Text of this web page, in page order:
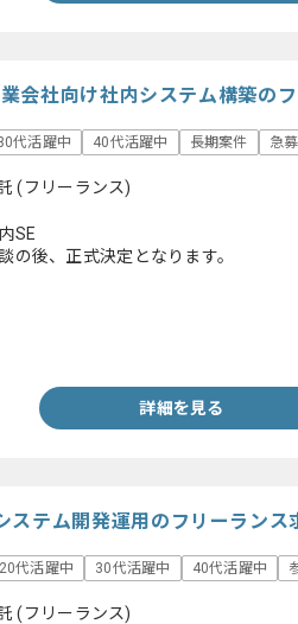
会社向け社内システム構築の
代活躍中 40代活躍中 長期案件 急募
(フリーランス)
SE
後、正式決定となります。
詳細を見る
ステム開発運用のフリーランス
20代活躍中 30代活躍中 40代活躍中
(フリーランス)